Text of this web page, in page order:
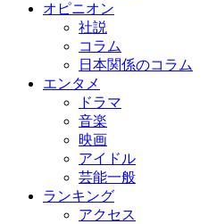
オピニオン
社説
コラム
日本関係のコラム
エンタメ
ドラマ
音楽
映画
アイドル
芸能一般
ランキング
アクセス